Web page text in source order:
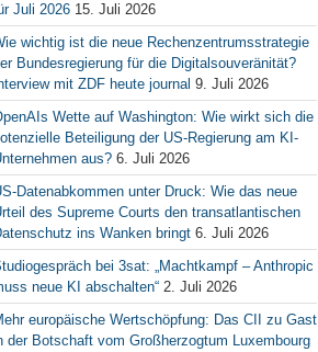
Juli 2026 15. Juli 2026
wichtig ist die neue Rechenzentrumsstrategie
Bundesregierung für die Digitalsouveränität?
mit ZDF heute journal 9. Juli 2026
Wette auf Washington: Wie wirkt sich die
Beteiligung der US-Regierung am KI-
aus? 6. Juli 2026
Datenabkommen unter Druck: Wie das neue
des Supreme Courts den transatlantischen
ins Wanken bringt 6. Juli 2026
bei 3sat: „Machtkampf – Anthropic
neue KI abschalten“ 2. Juli 2026
europäische Wertschöpfung: Das CII zu Gast
der Botschaft vom Großherzogtum Luxembourg